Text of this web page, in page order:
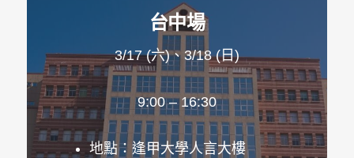
台中場
3/17 (六)、3/18 (日)
9:00 – 16:30
地點：逢甲大學人言大樓